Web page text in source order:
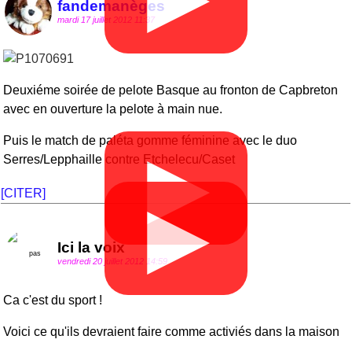
fandemanèges
mardi 17 juillet 2012 11:37
Deuxiéme soirée de pelote Basque au fronton de Capbreton
avec en ouverture la pelote à main nue.
▶
Puis le match de paléta gomme féminine avec le duo
Serres/Lepphaille contre Etchelecu/Caset
▶
[CITER]
Ici la voix
vendredi 20 juillet 2012 14:59
Ca c'est du sport !
Voici ce qu'ils devraient faire comme activiés dans la maison